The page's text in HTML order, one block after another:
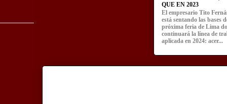
QUE EN 2023
El empresario Tito
está sentando las bases
próxima feria de Lima
continuará la línea de
aplicada en 2024: acer...